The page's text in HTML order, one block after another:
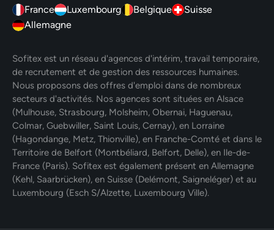
France Luxembourg Belgique
Suisse
Allemagne
Sofitex est un réseau d'agences d'intérim, travail temporaire,
de recrutement et de gestion des ressources humaines.
Nous proposons des offres d'emploi dans de nombreux
secteurs d'activités. Nos agences sont situées en Alsace
(Mulhouse, Strasbourg, Molsheim, Obernai, Haguenau,
Colmar, Guebwiller, Saint Louis, Cernay), en Lorraine
(Hagondange, Metz, Thionville), en Franche-Comté et dans le
Territoire de Belfort (Montbéliard, Belfort, Delle), en Ile-de-
France (Paris). Sofitex est également présent en Allemagne
(Kehl, Saarbrücken), en Suisse (Delémont, Saigneléger) et au
Luxembourg (Esch S/Alzette, Luxembourg Ville).